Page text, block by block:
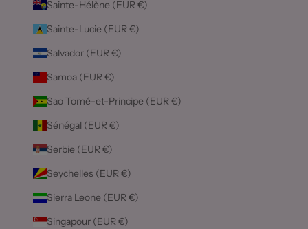
Sainte-Hélène (EUR €)
Sainte-Lucie (EUR €)
Salvador (EUR €)
Samoa (EUR €)
Sao Tomé-et-Principe (EUR €)
Sénégal (EUR €)
Serbie (EUR €)
Seychelles (EUR €)
Sierra Leone (EUR €)
Singapour (EUR €)